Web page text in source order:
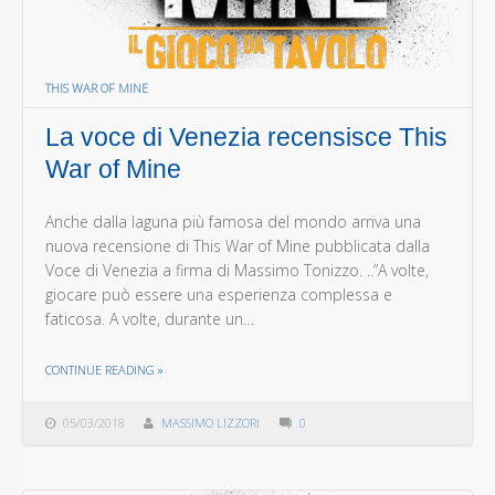
THIS WAR OF MINE
La voce di Venezia recensisce This
War of Mine
05/03/2018 MASSIMO LIZZORI 0
Anche dalla laguna più famosa del mondo arriva una
nuova recensione di This War of Mine pubblicata dalla
Voce di Venezia a firma di Massimo Tonizzo. ..”A volte,
giocare può essere una esperienza complessa e
faticosa. A volte, durante un…
CONTINUE READING THE "LA VOCE DI VENEZIA RECENSISCE THIS WAR OF MINE"
»